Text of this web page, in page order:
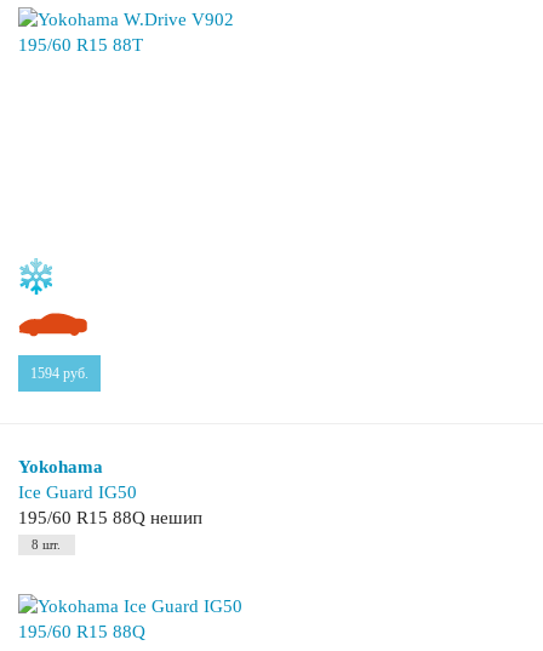
1594 руб.
Yokohama
Ice Guard IG50
195/60 R15 88Q нешип
8 шт.